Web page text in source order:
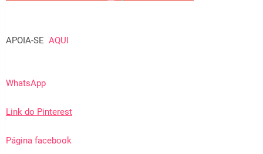
APOIA-SE AQUI
WhatsApp
Link do Pinterest
Página facebook